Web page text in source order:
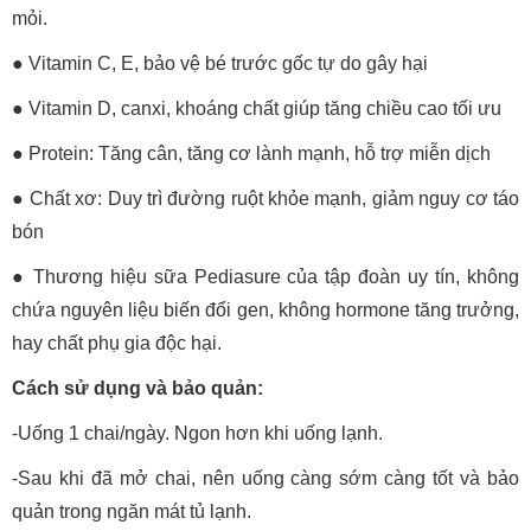
mỏi.
● Vitamin C, E, bảo vệ bé trước gốc tự do gây hại
● Vitamin D, canxi, khoáng chất giúp tăng chiều cao tối ưu
● Protein: Tăng cân, tăng cơ lành mạnh, hỗ trợ miễn dịch
● Chất xơ: Duy trì đường ruột khỏe mạnh, giảm nguy cơ táo
bón
● Thương hiệu sữa Pediasure của tập đoàn uy tín, không
chứa nguyên liệu biến đổi gen, không hormone tăng trưởng,
hay chất phụ gia độc hại.
Cách sử dụng và bảo quản:
-Uống 1 chai/ngày. Ngon hơn khi uống lạnh.
-Sau khi đã mở chai, nên uống càng sớm càng tốt và bảo
quản trong ngăn mát tủ lạnh.